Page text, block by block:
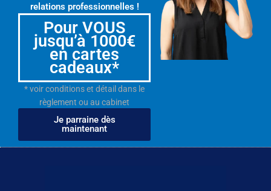
relations professionnelles !
Pour VOUS
jusqu’à 1000€
en cartes
cadeaux*
* voir conditions et détail dans le
règlement ou au cabinet
Je parraine dès
maintenant